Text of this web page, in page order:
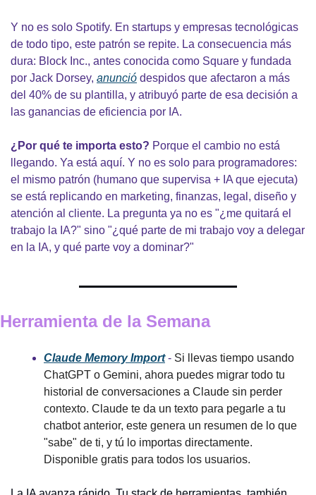
Y no es solo Spotify. En startups y empresas tecnológicas
de todo tipo, este patrón se repite. La consecuencia más
dura: Block Inc., antes conocida como Square y fundada
por Jack Dorsey, anunció despidos que afectaron a más
del 40% de su plantilla, y atribuyó parte de esa decisión a
las ganancias de eficiencia por IA.
¿Por qué te importa esto? Porque el cambio no está
llegando. Ya está aquí. Y no es solo para programadores:
el mismo patrón (humano que supervisa + IA que ejecuta)
se está replicando en marketing, finanzas, legal, diseño y
atención al cliente. La pregunta ya no es "¿me quitará el
trabajo la IA?" sino "¿qué parte de mi trabajo voy a delegar
en la IA, y qué parte voy a dominar?"
Herramienta de la Semana
Claude Memory Import - Si llevas tiempo usando
ChatGPT o Gemini, ahora puedes migrar todo tu
historial de conversaciones a Claude sin perder
contexto. Claude te da un texto para pegarle a tu
chatbot anterior, este genera un resumen de lo que
"sabe" de ti, y tú lo importas directamente.
Disponible gratis para todos los usuarios.